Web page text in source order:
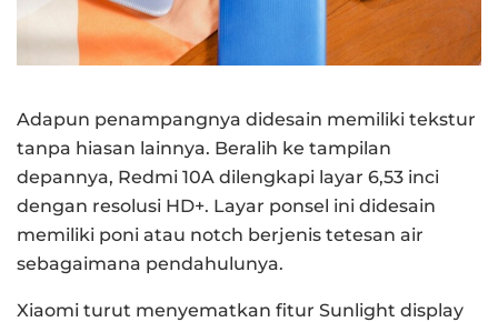
Adapun penampangnya didesain memiliki tekstur
tanpa hiasan lainnya. Beralih ke tampilan
depannya, Redmi 10A dilengkapi layar 6,53 inci
dengan resolusi HD+. Layar ponsel ini didesain
memiliki poni atau notch berjenis tetesan air
sebagaimana pendahulunya.
Xiaomi turut menyematkan fitur Sunlight display